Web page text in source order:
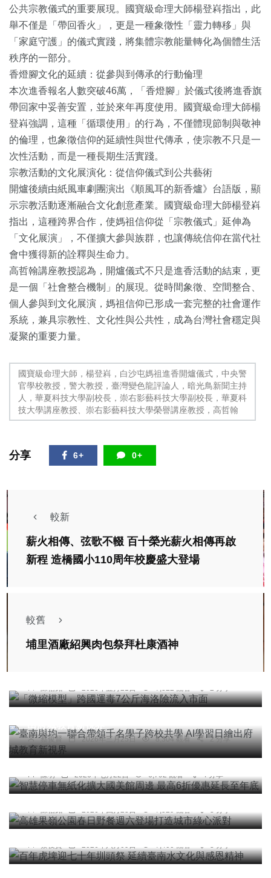
公共宗教儀式的重要展現。國寶級命理大師楊登嵙指出，此
舉不僅是「帶回香火」，更是一種象徵性「靈力轉移」與
「家庭守護」的儀式實踐，將集體宗教能量轉化為個體生活
秩序的一部分。
香燈腳文化的延續：從參與到傳承的行動倫理
本次進香報名人數突破46萬，「香燈腳」於儀式後將進香旗
帶回家中妥善安置，並於來年再度使用。國寶級命理大師楊
登嵙強調，這種「循環使用」的行為，不僅體現節制與敬神
的倫理，也象徵信仰的延續性與世代傳承，使宗教不只是一
次性活動，而是一種長期生活實踐。
宗教活動的文化展演化：從信仰儀式到公共藝術
開爐後續由紙風車劇團演出《順風耳的新香爐》台語版，顯
示宗教活動逐漸融合文化創意產業。國寶級命理大師楊登嵙
指出，這種跨界合作，使媽祖信仰從「宗教儀式」延伸為
「文化展演」，不僅擴大參與族群，也讓傳統信仰在當代社
會中獲得新的詮釋與生命力。
高哲翰講座教授認為，開爐儀式不只是進香活動的結束，更
是一個「社會整合機制」的展現。從時間象徵、空間整合、
個人參與到文化展演，媽祖信仰已形成一套完整的社會運作
系統，兼具宗教性、文化性與公共性，成為台灣社會穩定與
凝聚的重要力量。
國寶級命理大師，楊登嵙，白沙屯媽祖進香開爐儀式，中央警
官學校教授，警大教授，臺灣變色龍評論人，暗光鳥新聞主持
人，華夏科技大學副校長，崇右影藝科技大學副校長，華夏科
技大學講座教授、崇右影藝科技大學榮譽講座教授，高哲翰
分享 6+ 0+
較新
薪火相傳、弦歌不輟 百十榮光薪火相傳再啟
新程 造橋國小110周年校慶盛大登場
較舊
埔里酒廠紹興肉包祭拜杜康酒神
陳信銘 2026年五月21日 7,322 觀看 2 分享
社會 綜合新聞 文教 科技新知
臺南與均一聯合帶領千名學子跨校共學 AI學習日繪
蔡俊賢 2026年三月25日 8,304 觀看 2 分享
智慧停車無紙化擴大國美館周邊 最高6折優惠延長
至年底
陳明 2026年七月22日 6,792 觀看 4 分享
綜合新聞
高雄果嶺公園春日野餐週六登場打造城市綠心派對
陳信銘 2026年四月23日 7,529 觀看 3 分享
社會 宗教 農業 綜合新聞 旅遊
百年虎埤迎七十年圳頭祭 延續臺南水文化與感恩精
神
蔡俊賢 2026年六月09日 7,400 觀看 3 分享
老翁誤中假交友真詐財 市政警拆穿保住其積蓄